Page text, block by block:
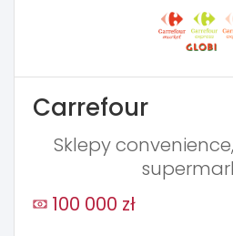
Carrefour
Sklepy
100 000 zł